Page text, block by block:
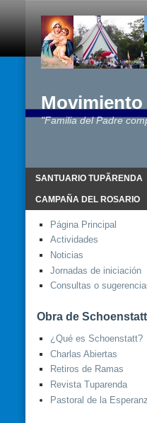
"Familia del Padre
SANTUARIO TUPÃRENDA
CAMPAÑA DEL ROSARIO
Página Principal
Actividades
Noticias
Jornadas de iniciación
Consultas o
Obra de Schoenstatt
¿Qué es Schoenstatt?
Charlas Abiertas
Retiros de Ramas
Revista Tuparenda
Pastoral de la